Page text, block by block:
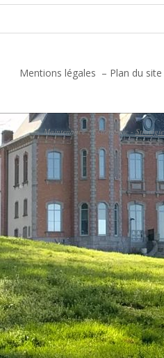
Mentions légales – Plan du site
Maintenance : Cybernettic -